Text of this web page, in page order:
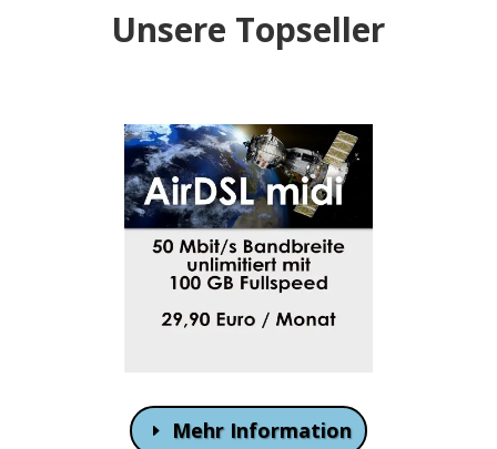
Unsere Topseller
Mehr Information